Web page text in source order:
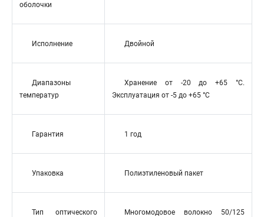
оболочки
Исполнение Двойной
Диапазоны
температур
Хранение от -20 до +65 °C.
Эксплуатация от -5 до +65 °C
Гарантия 1 год
Упаковка Полиэтиленовый пакет
Тип оптического
Многомодовое волокно 50/125